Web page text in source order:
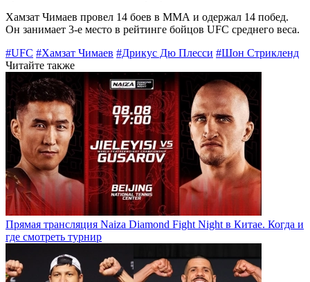
Хамзат Чимаев провел 14 боев в ММА и одержал 14 побед.
Он занимает 3-е место в рейтинге бойцов UFC среднего веса.
#UFC #Хамзат Чимаев #Дрикус Дю Плесси #Шон Стрикленд
Читайте также
Прямая трансляция Naiza Diamond Fight Night в Китае. Когда и
где смотреть турнир